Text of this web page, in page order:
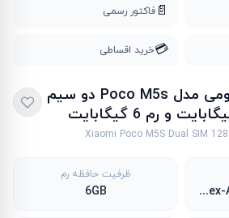
📄 فاکتور رسمی
💳خرید اقساطی
گوشی موبایل شیائومی مدل Poco M5s دو سیم
Xiaomi Poco M5S Dual SIM
۲x Cortex-A۷۶ + ۶x Cortex-A۵۵
ظرفیت حافظه رم
6GB